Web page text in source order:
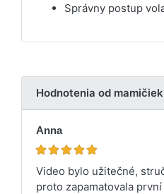
Správny postup
Hodnotenia od mamičiek
Anna
Video bylo užitečné,
proto zapamatovala